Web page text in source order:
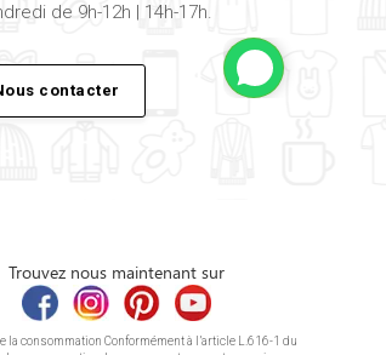
de 9h-12h | 14h-17h.
contacter
Trouvez nous maintenant sur
la consommation Conformément à l’article L.616-1 du